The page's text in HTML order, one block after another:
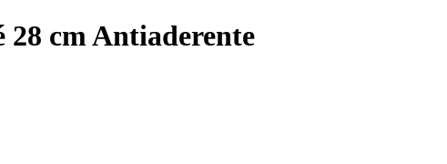
28 cm Antiaderente